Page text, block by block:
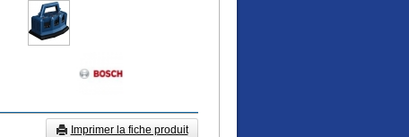
Imprimer la fiche produit